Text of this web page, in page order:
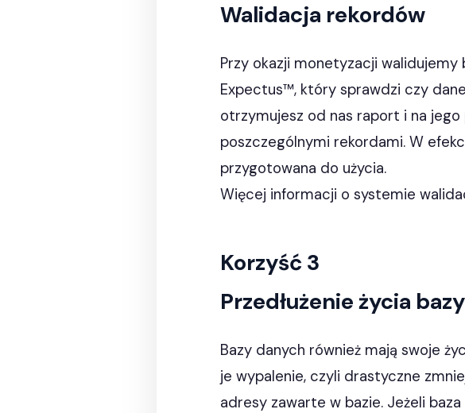
Walidacja rekordów
Przy okazji monetyzacji
Expectus™, który sprawdzi czy
otrzymujesz od nas raport i na
poszczególnymi rekordami. W
przygotowana do użycia.
Więcej informacji o systemie
Korzyść 3
Przedłużenie życia bazy
Bazy danych również mają swoje
je wypalenie, czyli drastyczne
adresy zawarte w bazie. Jeżeli